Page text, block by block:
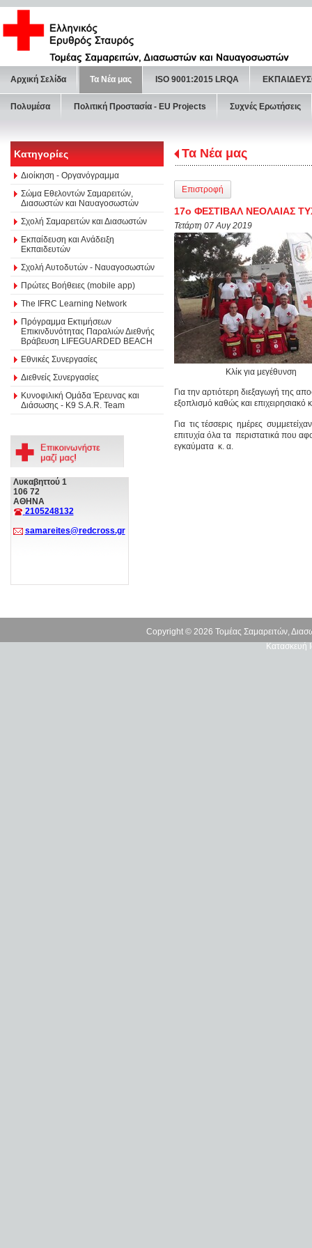
Αρχική Σελίδα Τα Νέα μας ISO 9001:2015 LRQA
Πολυμέσα Πολιτική Προστασία - ΕU Projects Συχνές Ερωτήσεις
Κατηγορίες
Διοίκηση - Οργανόγραμμα
Σώμα Εθελοντών Σαμαρειτών,
Διασωστών και Ναυαγοσωστών
Σχολή Σαμαρειτών και Διασωστών
Εκπαίδευση και Ανάδειξη
Εκπαιδευτών
Σχολή Αυτοδυτών - Ναυαγοσωστών
Πρώτες Βοήθειες (mobile app)
The IFRC Learning Network
Πρόγραμμα Εκτιμήσεων
Επικινδυνότητας Παραλιών Διεθνής
Βράβευση LIFEGUARDED BEACH
Εθνικές Συνεργασίες
Διεθνείς Συνεργασίες
Κυνοφιλική Ομάδα Έρευνας και
Διάσωσης - Κ9 S.A.R. Team
Λυκαβηττού 1
106 72
ΑΘΗΝΑ
2105248132
samareites@redcross.gr
Τα Νέα μας
Επιστροφή
17ο ΦΕΣΤΙΒΑΛ ΝΕΟΛΑΙΑΣ
Τετάρτη 07 Αυγ 2019
Κλίκ για μεγέθυνση
Για την αρτιότερη διεξαγωγή της
εξοπλισμό καθώς και επιχειρησιακό
Για τις τέσσερις ημέρες
επιτυχία όλα τα περιστατικά που
εγκαύματα κ. α.
Copyright © 2026 Τομέας Σαμαρειτών,
Κατασκευή